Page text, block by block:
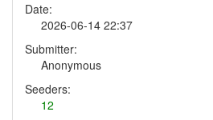
Date:
2026-06-14 22:37
Submitter:
Anonymous
Seeders:
12